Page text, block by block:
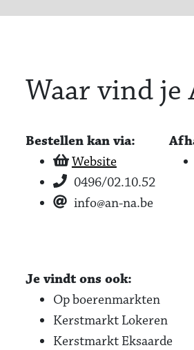
Waar vind je
Bestellen kan via:
Website
0496/02.10.52
info@an-na.be
Je vindt ons ook:
Op boerenmarkten
Kerstmarkt Lokeren
Kerstmarkt Eksaarde